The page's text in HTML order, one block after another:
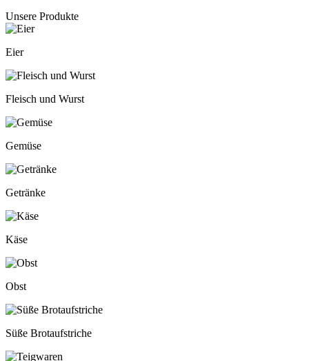
Unsere Produkte
Eier
Fleisch und Wurst
Gemüse
Getränke
Käse
Obst
Süße Brotaufstriche